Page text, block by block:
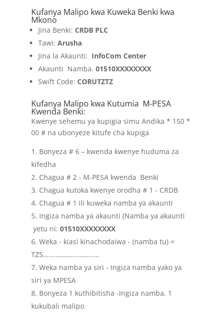
Kufanya Malipo kwa Kuweka Benki kwa
Mkono
Jina Benki: CRDB PLC
Tawi: Arusha
Jina la Akaunti: InfoCom Center
Akaunti Namba. 01510XXXXXXXX
Swift Code: CORUTZTZ
Kufanya Malipo kwa Kutumia M-PESA
Kwenda Benki:
Kwenye sehemu ya kupigia simu Andika * 150 *
00 # na ubonyeze kitufe cha kupiga
Bonyeza # 6 – kwenda kwenye huduma za
kifedha
Chagua # 2 - M-PESA kwenda Benki
Chagua kutoka kwenye orodha # 1 - CRDB
Chagua # 1 ili kuweka namba ya akaunti
Ingiza namba ya akaunti (Namba ya akaunti
yetu ni: 01510XXXXXXXX
Weka - kiasi kinachodaiwa - (namba tu) =
TZS………………………….
Weka namba ya siri - Ingiza namba yako ya
siri ya MPESA
Bonyeza 1 kuthibitisha -Ingiza namba. 1
kukubali malipo